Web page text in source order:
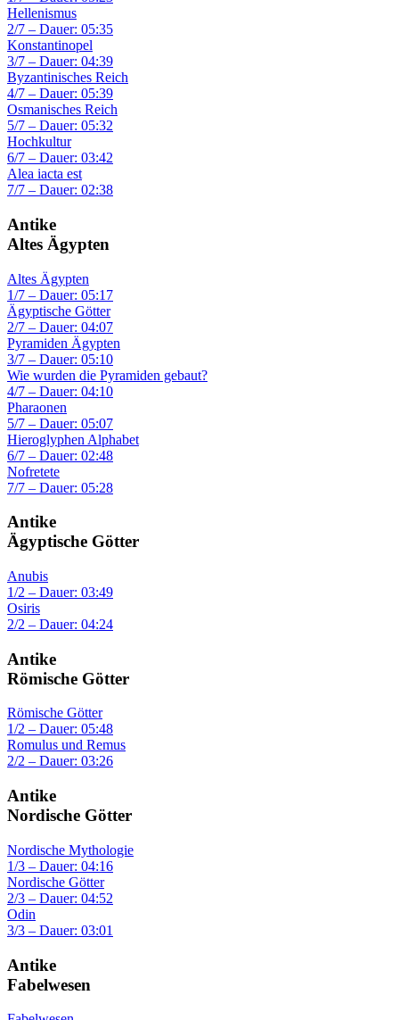
Hellenismus
2/7 – Dauer: 05:35
Konstantinopel
3/7 – Dauer: 04:39
Byzantinisches Reich
4/7 – Dauer: 05:39
Osmanisches Reich
5/7 – Dauer: 05:32
Hochkultur
6/7 – Dauer: 03:42
Alea iacta est
7/7 – Dauer: 02:38
Antike
Altes Ägypten
Altes Ägypten
1/7 – Dauer: 05:17
Ägyptische Götter
2/7 – Dauer: 04:07
Pyramiden Ägypten
3/7 – Dauer: 05:10
Wie wurden die Pyramiden gebaut?
4/7 – Dauer: 04:10
Pharaonen
5/7 – Dauer: 05:07
Hieroglyphen Alphabet
6/7 – Dauer: 02:48
Nofretete
7/7 – Dauer: 05:28
Antike
Ägyptische Götter
Anubis
1/2 – Dauer: 03:49
Osiris
2/2 – Dauer: 04:24
Antike
Römische Götter
Römische Götter
1/2 – Dauer: 05:48
Romulus und Remus
2/2 – Dauer: 03:26
Antike
Nordische Götter
Nordische Mythologie
1/3 – Dauer: 04:16
Nordische Götter
2/3 – Dauer: 04:52
Odin
3/3 – Dauer: 03:01
Antike
Fabelwesen